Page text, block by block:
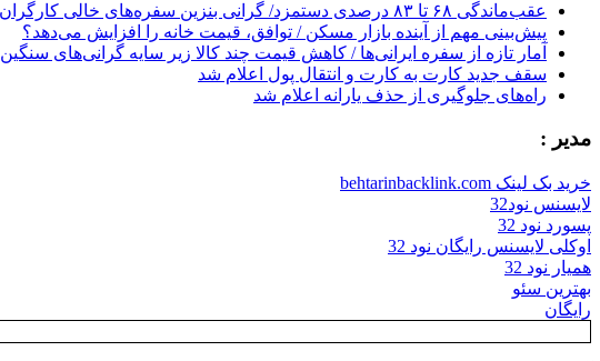
عقب‌ماندگی ۶۸ تا ۸۳ درصدی دستمزد/ گرانی بنزین سفره‌های خالی کارگران را ذوب می‌کند
پیش‌بینی مهم از آینده بازار مسکن / توافق، قیمت خانه را افزایش می‌دهد؟
آمار تازه از سفره ایرانی‌ها / کاهش قیمت چند کالا زیر سایه گرانی‌های سنگین
سقف جدید کارت به کارت و انتقال پول اعلام شد
راه‌های جلوگیری از حذف یارانه اعلام شد
مدیر :
خرید بک لینک behtarinbacklink.com
لایسنس نود32
پسورد نود 32
اوکلی لایسنس رایگان نود 32
همیار نود 32
بهترین سئو
رایگان